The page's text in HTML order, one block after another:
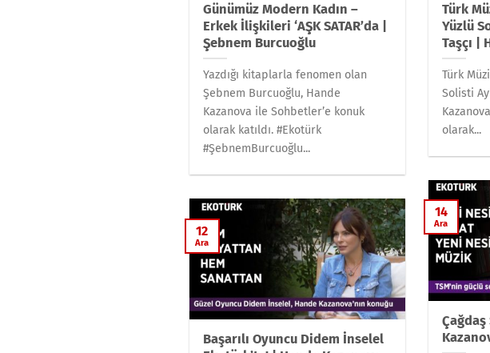
Günümüz Modern Kadın –
Erkek İlişkileri ‘AŞK SATAR’da |
Şebnem Burcuoğlu
Yazdığı kitaplarla fenomen olan
Şebnem Burcuoğlu, Hande
Kazanova ile Sohbetler’e konuk
olarak katıldı. #Ekotürk
#ŞebnemBurcuoğlu...
Türk
Yüzlü
Taşçı |
Türk
Solisti
olarak...
14
Ara
Başarılı Oyuncu Didem İnselel
12
Ara